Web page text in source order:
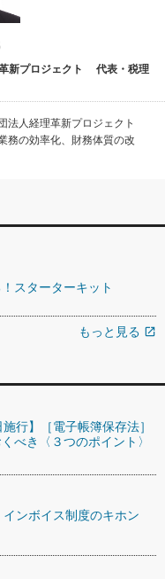
新プロジェクト 代表・税理
法人経理革新プロジェクト
務の効率化、財務体質の改
スターターキット
もっと見る open_in_new
行】［電子帳簿保存法］
べき〈３つのポイント〉
ンボイス制度のキホン